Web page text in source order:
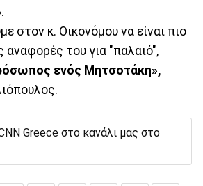
στον κ. Οικονόμου να είναι πιο
αναφορές του για "παλαιό",
ενός Μητσοτάκη»,
Greece στο κανάλι μας στο